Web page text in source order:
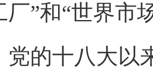
厂”和“世界市
十八大以来